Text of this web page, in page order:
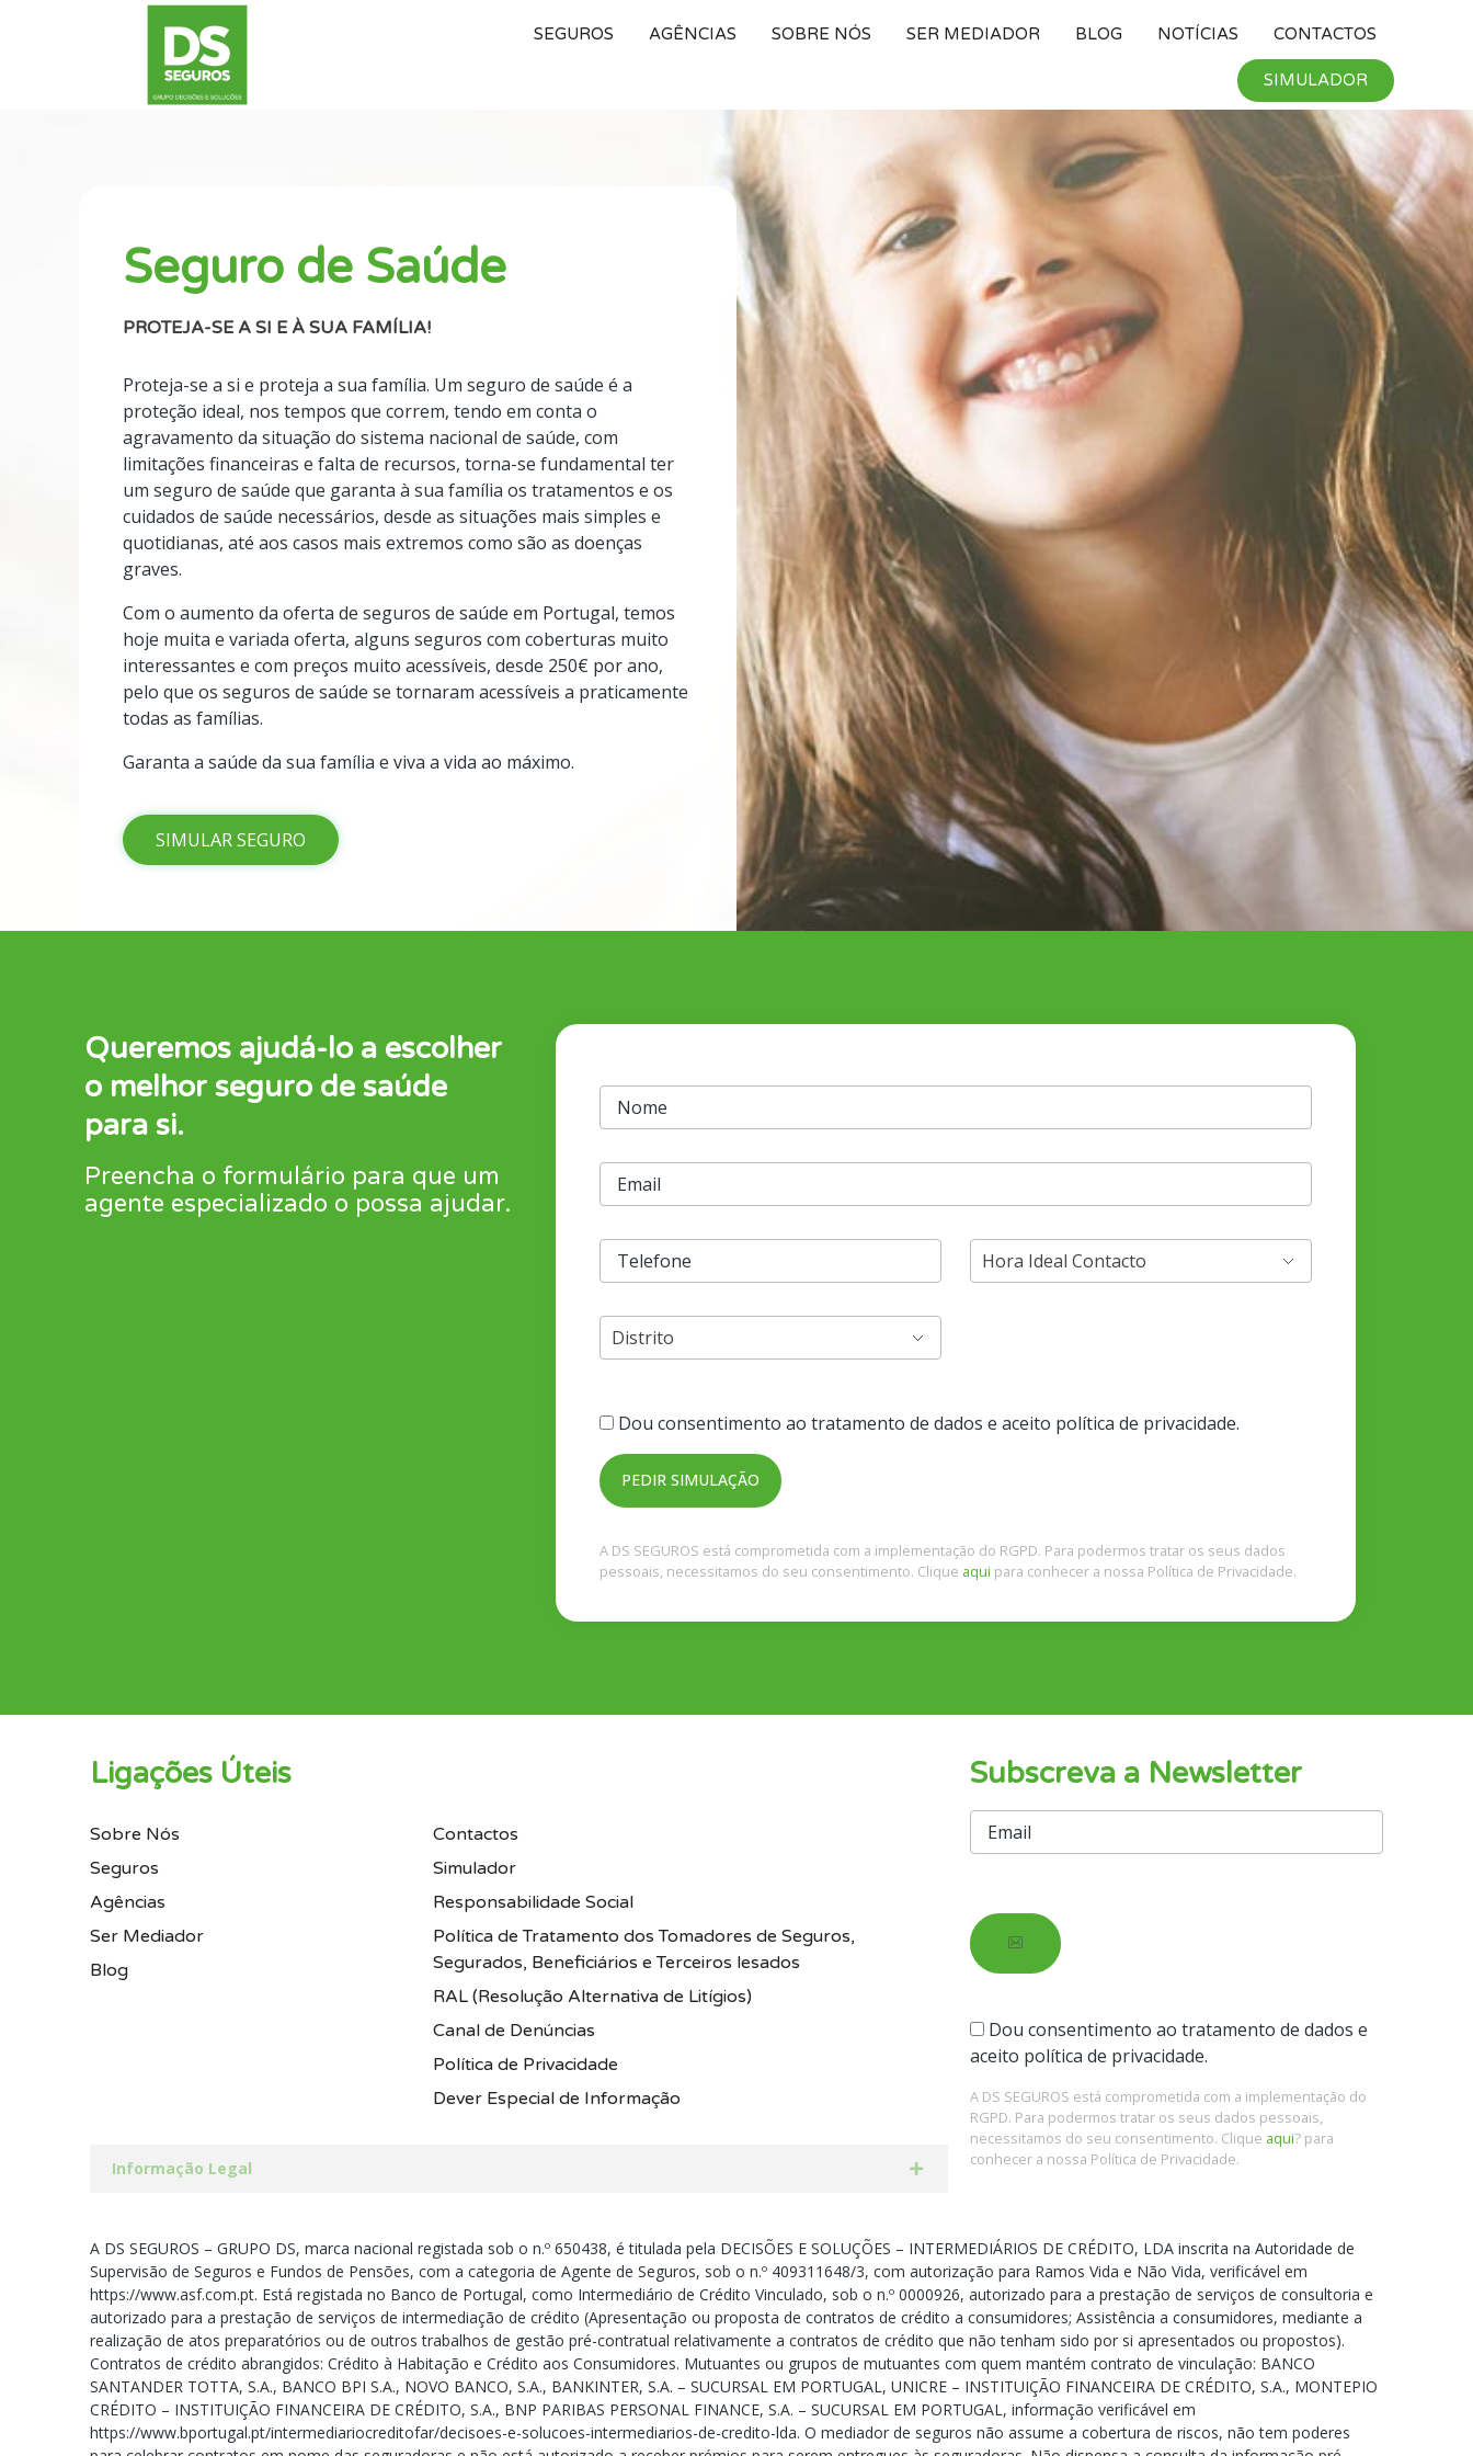
SEGUROS AGÊNCIAS SOBRE NÓS SER MEDIADOR BLOG NOTÍ­CIAS CONTACTOS
SIMULADOR
Seguro de Saúde
PROTEJA-SE A SI E À SUA FAMÍLIA!
Proteja-se a si e proteja a sua família. Um seguro de saúde é a
proteção ideal, nos tempos que correm, tendo em conta o
agravamento da situação do sistema nacional de saúde, com
limitações financeiras e falta de recursos, torna-se fundamental ter
um seguro de saúde que garanta à sua família os tratamentos e os
cuidados de saúde necessários, desde as situações mais simples e
quotidianas, até aos casos mais extremos como são as doenças
graves.
Com o aumento da oferta de seguros de saúde em Portugal, temos
hoje muita e variada oferta, alguns seguros com coberturas muito
interessantes e com preços muito acessíveis, desde 250€ por ano,
pelo que os seguros de saúde se tornaram acessíveis a praticamente
todas as famílias.
Garanta a saúde da sua família e viva a vida ao máximo.
SIMULAR SEGURO
Queremos ajudá-lo a escolher
o melhor seguro de saúde
para si.
Preencha o formulário para que um
agente especializado o possa ajudar.
Dou consentimento ao tratamento de dados e aceito política de privacidade.
A DS SEGUROS está comprometida com a implementação do RGPD. Para podermos tratar os seus dados
pessoais, necessitamos do seu consentimento. Clique aqui para conhecer a nossa Política de Privacidade.
Ligações Úteis
Sobre Nós
Seguros
Agências
Ser Mediador
Blog
Contactos
Simulador
Responsabilidade Social
Política de Tratamento dos Tomadores de Seguros,
Segurados, Beneficiários e Terceiros lesados
RAL (Resolução Alternativa de Litígios)
Canal de Denúncias
Política de Privacidade
Dever Especial de Informação
Informação Legal
Subscreva a Newsletter
Dou consentimento ao tratamento de dados e
aceito política de privacidade.
A DS SEGUROS está comprometida com a implementação do
RGPD. Para podermos tratar os seus dados pessoais,
necessitamos do seu consentimento. Clique aqui? para
conhecer a nossa Política de Privacidade.
A DS SEGUROS – GRUPO DS, marca nacional registada sob o n.º 650438, é titulada pela DECISÕES E SOLUÇÕES – INTERMEDIÁRIOS DE CRÉDITO, LDA inscrita na Autoridade de
Supervisão de Seguros e Fundos de Pensões, com a categoria de Agente de Seguros, sob o n.º 409311648/3, com autorização para Ramos Vida e Não Vida, verificável em
https://www.asf.com.pt. Está registada no Banco de Portugal, como Intermediário de Crédito Vinculado, sob o n.º 0000926, autorizado para a prestação de serviços de consultoria e
autorizado para a prestação de serviços de intermediação de crédito (Apresentação ou proposta de contratos de crédito a consumidores; Assistência a consumidores, mediante a
realização de atos preparatórios ou de outros trabalhos de gestão pré-contratual relativamente a contratos de crédito que não tenham sido por si apresentados ou propostos).
Contratos de crédito abrangidos: Crédito à Habitação e Crédito aos Consumidores. Mutuantes ou grupos de mutuantes com quem mantém contrato de vinculação: BANCO
SANTANDER TOTTA, S.A., BANCO BPI S.A., NOVO BANCO, S.A., BANKINTER, S.A. – SUCURSAL EM PORTUGAL, UNICRE – INSTITUIÇÃO FINANCEIRA DE CRÉDITO, S.A., MONTEPIO
CRÉDITO – INSTITUIÇÃO FINANCEIRA DE CRÉDITO, S.A., BNP PARIBAS PERSONAL FINANCE, S.A. – SUCURSAL EM PORTUGAL, informação verificável em
https://www.bportugal.pt/intermediariocreditofar/decisoes-e-solucoes-intermediarios-de-credito-lda. O mediador de seguros não assume a cobertura de riscos, não tem poderes